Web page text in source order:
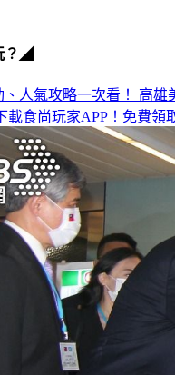
？◢
人氣攻略一次看！ 高雄
載食尚玩家APP！免費領